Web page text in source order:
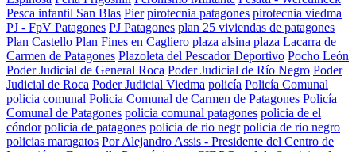
Pesca infantil San Blas Pier pirotecnia patagones pirotecnia viedma
PJ - FpV Patagones PJ Patagones plan 25 viviendas de patagones
Plan Castello Plan Fines en Cagliero plaza alsina plaza Lacarra de
Carmen de Patagones Plazoleta del Pescador Deportivo Pocho León
Poder Judicial de General Roca Poder Judicial de Río Negro Poder
Judicial de Roca Poder Judicial Viedma policía Policía Comunal
policia comunal Policia Comunal de Carmen de Patagones Policía
Comunal de Patagones policia comunal patagones policia de el
cóndor policia de patagones policia de rio negr policia de rio negro
policias maragatos Por Alejandro Assis - Presidente del Centro de